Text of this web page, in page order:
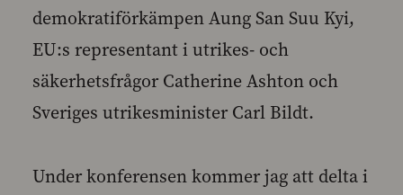
demokratiförkämpen Aung San Suu Kyi,
EU:s representant i utrikes- och
säkerhetsfrågor Catherine Ashton och
Sveriges utrikesminister Carl Bildt.
Under konferensen kommer jag att delta i